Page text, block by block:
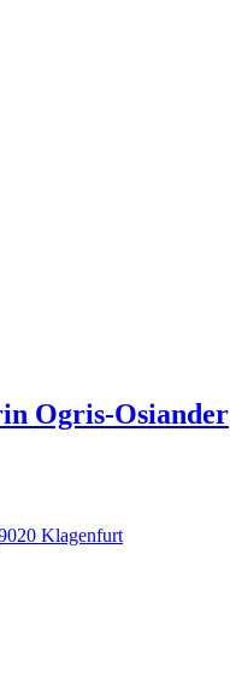
Ogris-Osiander
Klagenfurt